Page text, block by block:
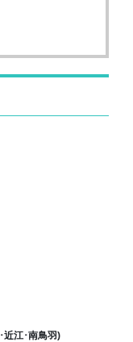
近江･南鳥羽)